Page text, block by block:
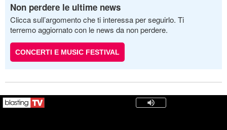
Non perdere le ultime news
Clicca sull’argomento che ti interessa per seguirlo. Ti
terremo aggiornato con le news da non perdere.
CONCERTI E MUSIC FESTIVAL